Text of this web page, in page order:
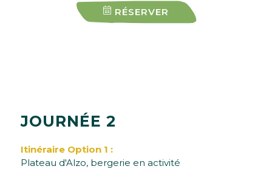
RÉSERVER
JOURNÉE 2
Itinéraire Option 1 :
Plateau d'Alzo, bergerie en activité